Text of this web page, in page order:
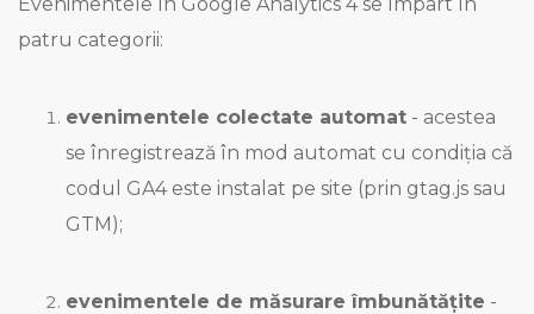
patru categorii:
evenimentele colectate automat - acestea
se înregistrează în mod automat cu condiția că
codul GA4 este instalat pe site (prin gtag.js sau
GTM);
evenimentele de măsurare îmbunătățite -